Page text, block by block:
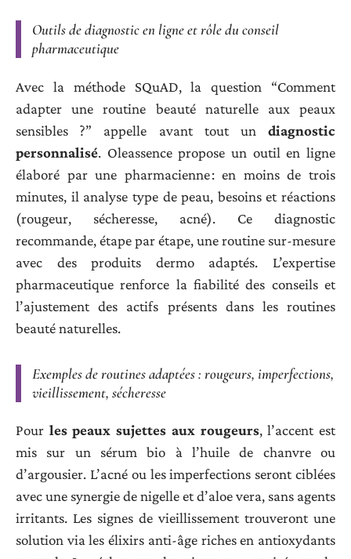
Outils de diagnostic en ligne et rôle du conseil
pharmaceutique
Avec la méthode SQuAD, la question “Comment
adapter une routine beauté naturelle aux peaux
sensibles ?” appelle avant tout un diagnostic
personnalisé. Oleassence propose un outil en ligne
élaboré par une pharmacienne : en moins de trois
minutes, il analyse type de peau, besoins et réactions
(rougeur, sécheresse, acné). Ce diagnostic
recommande, étape par étape, une routine sur-mesure
avec des produits dermo adaptés. L’expertise
pharmaceutique renforce la fiabilité des conseils et
l’ajustement des actifs présents dans les routines
beauté naturelles.
Exemples de routines adaptées : rougeurs, imperfections,
vieillissement, sécheresse
Pour les peaux sujettes aux rougeurs, l’accent est
mis sur un sérum bio à l’huile de chanvre ou
d’argousier. L’acné ou les imperfections seront ciblées
avec une synergie de nigelle et d’aloe vera, sans agents
irritants. Les signes de vieillissement trouveront une
solution via les élixirs anti-âge riches en antioxydants